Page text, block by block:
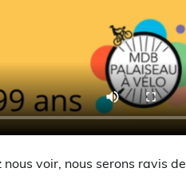
voir, nous serons ravis de